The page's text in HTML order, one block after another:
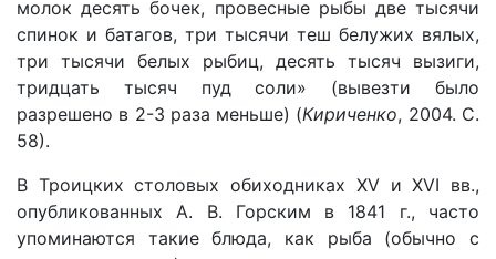
молок десять бочек, провесные рыбы две тысячи
спинок и батагов, три тысячи теш белужих вялых,
три тысячи белых рыбиц, десять тысяч вызиги,
тридцать тысяч пуд соли» (вывезти было
разрешено в 2-3 раза меньше) (Кириченко, 2004. С.
58).
В Троицких столовых обиходниках XV и XVI вв.,
опубликованных А. В. Горским в 1841 г., часто
упоминаются такие блюда, как рыба (обычно с